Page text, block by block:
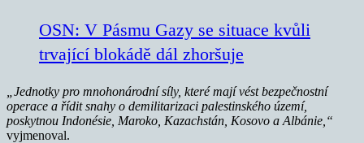
OSN: V Pásmu Gazy se situace kvůli
trvající blokádě dál zhoršuje
„Jednotky pro mnohonárodní síly, které mají vést bezpečnostní
operace a řídit snahy o demilitarizaci palestinského území,
poskytnou Indonésie, Maroko, Kazachstán, Kosovo a Albánie,“
vyjmenoval.